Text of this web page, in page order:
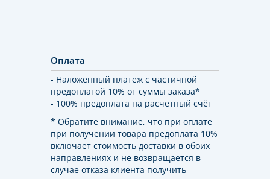
Оплата
- Наложенный платеж с частичной
предоплатой 10% от суммы заказа*
- 100% предоплата на расчетный счёт
* Обратите внимание, что при оплате
при получении товара предоплата 10%
включает стоимость доставки в обоих
направлениях и не возвращается в
случае отказа клиента получить